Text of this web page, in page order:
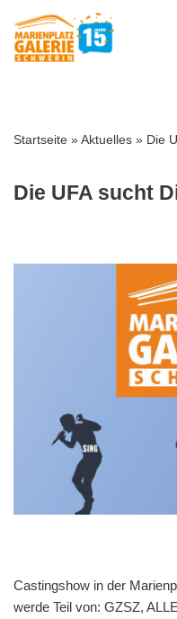
Zum
Startseite »Aktuelles » Die
Die UFA sucht
Castingshow in der
werde Teil von: GZSZ,